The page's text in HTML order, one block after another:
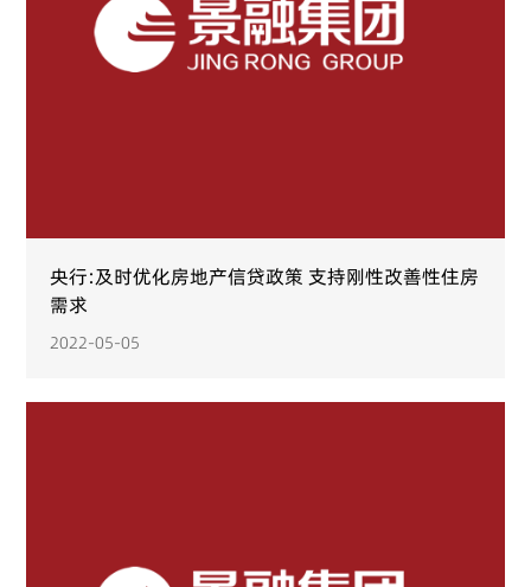
央行:及时优化房地产信贷政策 支持刚性改善性住房
需求
2022-05-05